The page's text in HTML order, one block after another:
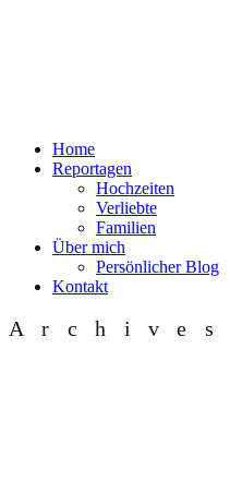
Home
Reportagen
Hochzeiten
Verliebte
Familien
Über mich
Persönlicher Blog
Kontakt
Archives